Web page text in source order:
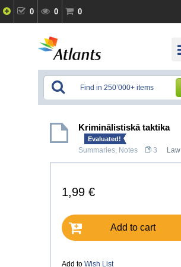
0 0 0
Kriminālistiskā taktika
Evaluated!
Summaries, Notes 3 Law
1,99 €
Add to cart
Add to Wish List